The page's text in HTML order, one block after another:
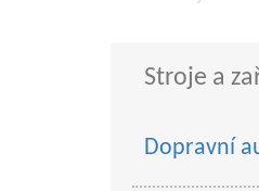
Stroje a
Dopravní